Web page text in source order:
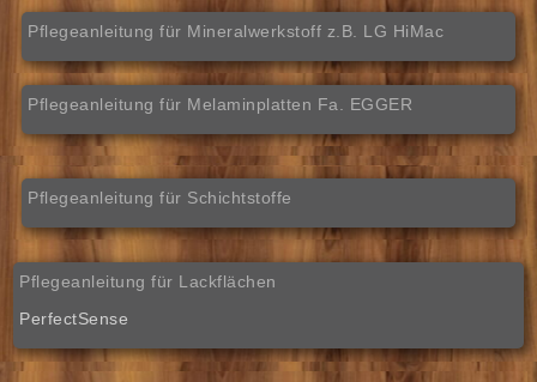
Pflegeanleitung für Mineralwerkstoff z.B. LG HiMac
Pflegeanleitung für Melaminplatten Fa. EGGER
Pflegeanleitung für Schichtstoffe
Pflegeanleitung für Lackflächen
PerfectSense